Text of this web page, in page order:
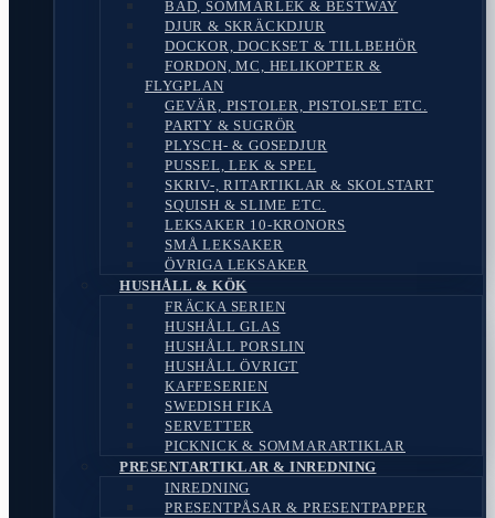
BAD, SOMMARLEK & BESTWAY
DJUR & SKRÄCKDJUR
DOCKOR, DOCKSET & TILLBEHÖR
FORDON, MC, HELIKOPTER &
FLYGPLAN
GEVÄR, PISTOLER, PISTOLSET ETC.
PARTY & SUGRÖR
PLYSCH- & GOSEDJUR
PUSSEL, LEK & SPEL
SKRIV-, RITARTIKLAR & SKOLSTART
SQUISH & SLIME ETC.
LEKSAKER 10-KRONORS
SMÅ LEKSAKER
ÖVRIGA LEKSAKER
HUSHÅLL & KÖK
FRÄCKA SERIEN
HUSHÅLL GLAS
HUSHÅLL PORSLIN
HUSHÅLL ÖVRIGT
KAFFESERIEN
SWEDISH FIKA
SERVETTER
PICKNICK & SOMMARARTIKLAR
PRESENTARTIKLAR & INREDNING
INREDNING
PRESENTPÅSAR & PRESENTPAPPER